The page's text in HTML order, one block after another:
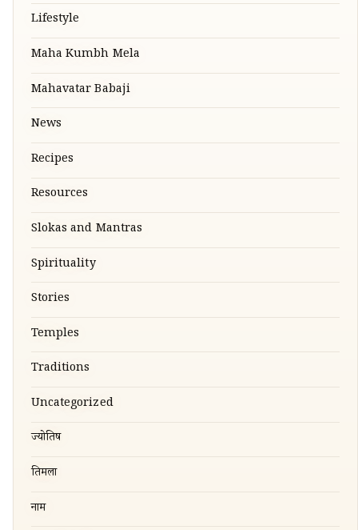
Lifestyle
Maha Kumbh Mela
Mahavatar Babaji
News
Recipes
Resources
Slokas and Mantras
Spirituality
Stories
Temples
Traditions
Uncategorized
ज्योतिष
तिरुमला
नाम